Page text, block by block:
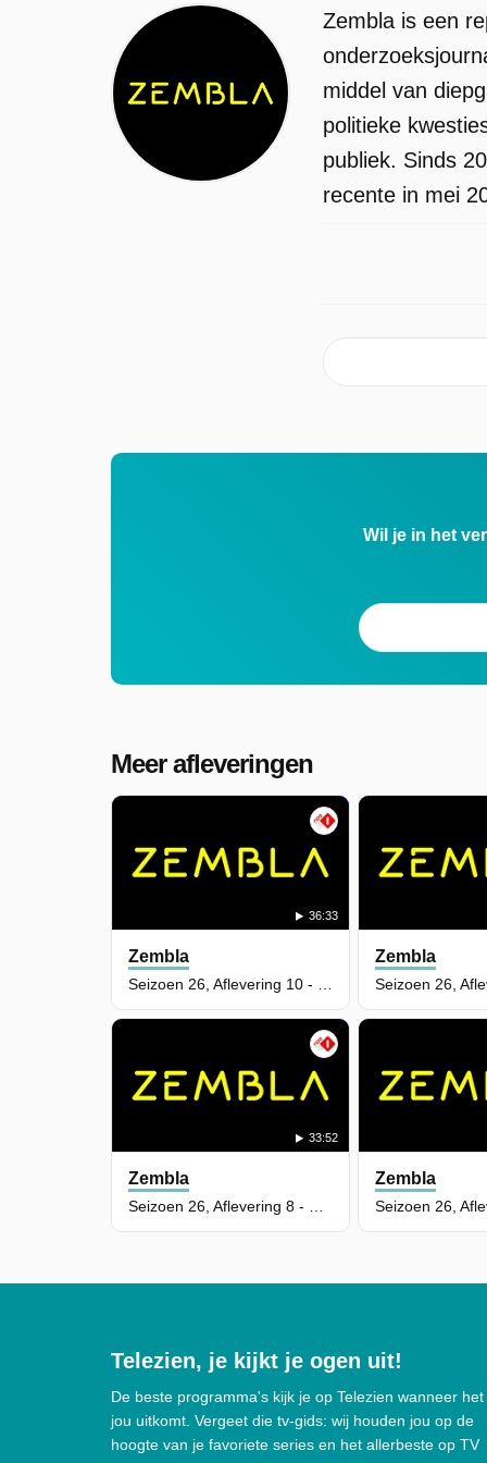
Zembla is een
middel van
politieke
publiek. Sinds
recente in mei
Wil je in het
Meer afleveringen
36:33
Zembla Zembla
33:52
Zembla Zembla
Telezien, je kijkt je ogen uit!
De beste programma's kijk je op Telezien wanneer het
jou uitkomt. Vergeet die tv-gids: wij houden jou op de
hoogte van je favoriete series en het allerbeste op TV